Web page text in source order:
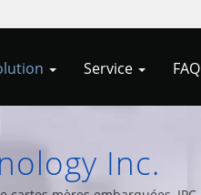
Service FAQ
Inc.